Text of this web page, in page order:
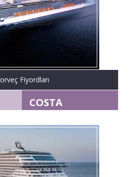
fiyatlarla
Fiyordları
COSTA
DİADEMA